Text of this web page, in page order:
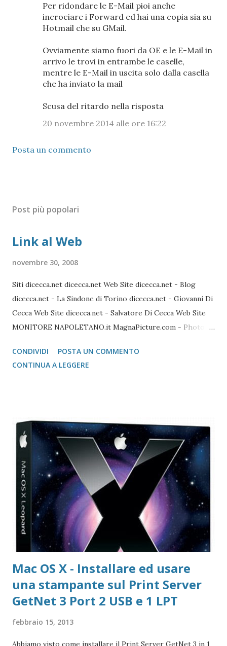
Per ridondare le E-Mail pioi anche
incrociare i Forward ed hai una copia sia su
Hotmail che su GMail.
Ovviamente siamo fuori da OE e le E-Mail in
arrivo le trovi in entrambe le caselle,
mentre le E-Mail in uscita solo dalla casella
che ha inviato la mail
Scusa del ritardo nella risposta
20 novembre 2014 alle ore 16:22
Posta un commento
Post più popolari
Link al Web
novembre 30, 2008
Siti dicecca.net dicecca.net Web Site dicecca.net - Blog
dicecca.net - La Sindone di Torino dicecca.net - Giovanni Di
Cecca Web Site dicecca.net - Salvatore Di Cecca Web Site
MONITORE NAPOLETANO.it MagnaPicture.com - Photo
Mozilla FireFox / Thunderbird / FileZilla Portable FireFox
Download localizzati FireFox Portable - Pagina download
copia gratuita per 1 anno Adobe Reader Get Adobe Acrobat
e Adobe Reader Cartella tutte le versioni Adobe Reader da
scaricare offline Microsoft 365 Accedere ad area riservata
Microsoft 365 Scarica Office (365 o versione unica) dal Sito
Microsoft Windows 365 VideoLAN VLC Video Player Pagina
di Download di VLC Pix Resizer for Windows Pagina
dell'autore del progr...
CONDIVIDI
POSTA UN COMMENTO
CONTINUA A LEGGERE
Mac OS X - Installare ed usare
una stampante sul Print Server
GetNet 3 Port 2 USB e 1 LPT
febbraio 15, 2013
Abbiamo visto come installare il Print Server GetNet 3 in 1